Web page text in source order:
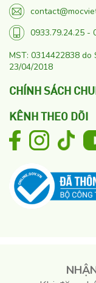
0933.79.24.25 -
MST: 0314422838 do
23/04/2018
CHÍNH SÁCH
KÊNH THEO DÕI